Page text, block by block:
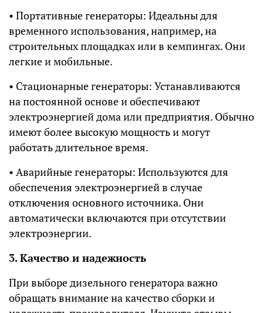
• Портативные генераторы: Идеальны для
временного использования, например, на
строительных площадках или в кемпингах. Они
легкие и мобильные.
• Стационарные генераторы: Устанавливаются
на постоянной основе и обеспечивают
электроэнергией дома или предприятия. Обычно
имеют более высокую мощность и могут
работать длительное время.
• Аварийные генераторы: Используются для
обеспечения электроэнергией в случае
отключения основного источника. Они
автоматически включаются при отсутствии
электроэнергии.
3. Качество и надежность
При выборе дизельного генератора важно
обращать внимание на качество сборки и